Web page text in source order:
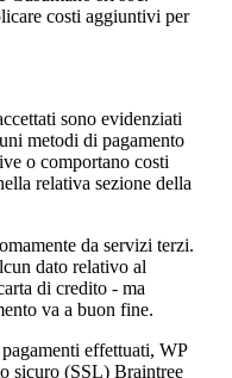
costi aggiuntivi per
sono evidenziati
metodi di pagamento
o comportano costi
relativa sezione della
da servizi terzi.
dato relativo al
di credito - ma
va a buon fine.
effettuati, WP
sicuro (SSL) Braintree